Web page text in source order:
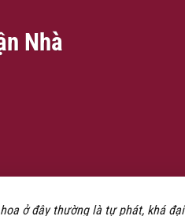
Nhà
ở đây thường là tự phát, khá đại